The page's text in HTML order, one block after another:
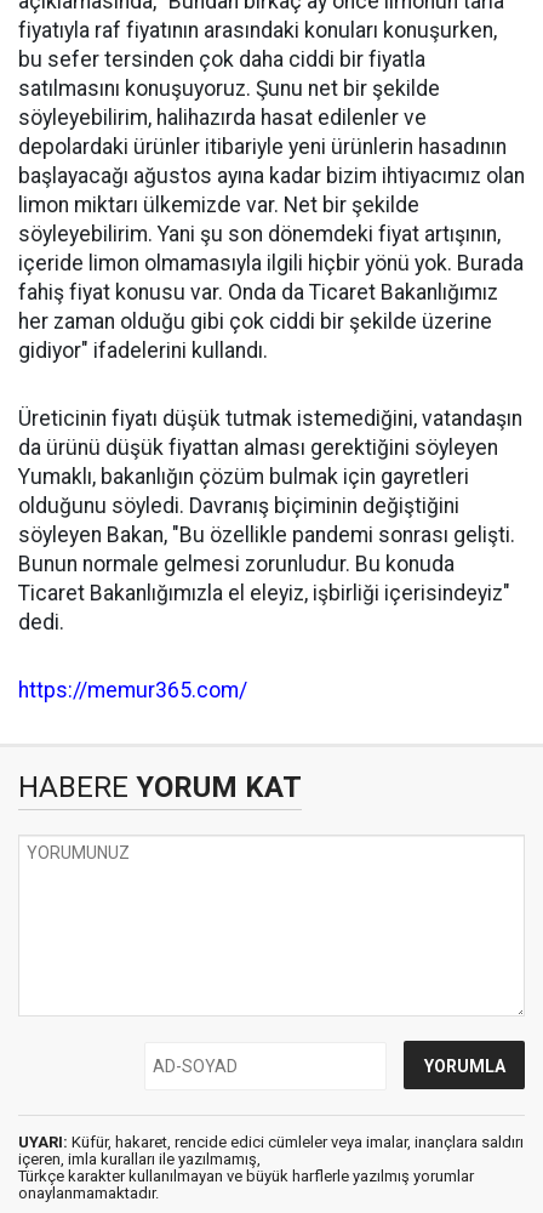
fiyatıyla raf fiyatının arasındaki konuları konuşurken,
bu sefer tersinden çok daha ciddi bir fiyatla
satılmasını konuşuyoruz. Şunu net bir şekilde
söyleyebilirim, halihazırda hasat edilenler ve
depolardaki ürünler itibariyle yeni ürünlerin hasadının
başlayacağı ağustos ayına kadar bizim ihtiyacımız olan
limon miktarı ülkemizde var. Net bir şekilde
söyleyebilirim. Yani şu son dönemdeki fiyat artışının,
içeride limon olmamasıyla ilgili hiçbir yönü yok. Burada
fahiş fiyat konusu var. Onda da Ticaret Bakanlığımız
her zaman olduğu gibi çok ciddi bir şekilde üzerine
gidiyor" ifadelerini kullandı.
Üreticinin fiyatı düşük tutmak istemediğini, vatandaşın
da ürünü düşük fiyattan alması gerektiğini söyleyen
Yumaklı, bakanlığın çözüm bulmak için gayretleri
olduğunu söyledi. Davranış biçiminin değiştiğini
söyleyen Bakan, "Bu özellikle pandemi sonrası gelişti.
Bunun normale gelmesi zorunludur. Bu konuda
Ticaret Bakanlığımızla el eleyiz, işbirliği içerisindeyiz"
dedi.
https://memur365.com/
HABERE YORUM KAT
UYARI: Küfür, hakaret, rencide edici cümleler veya imalar, inançlara saldırı
içeren, imla kuralları ile yazılmamış,
Türkçe karakter kullanılmayan ve büyük harflerle yazılmış yorumlar
onaylanmamaktadır.